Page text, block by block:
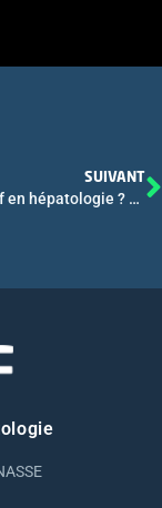
SUIVANT
Quoi de neuf en hépatologie ? Webconférence AFEF 2023 – Intégrale